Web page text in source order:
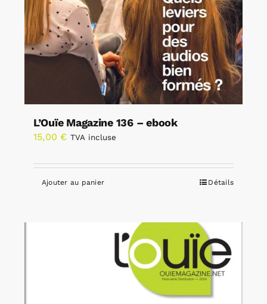
L’Ouïe Magazine 136 – ebook
15,00 € TVA incluse
Ajouter au panier Détails